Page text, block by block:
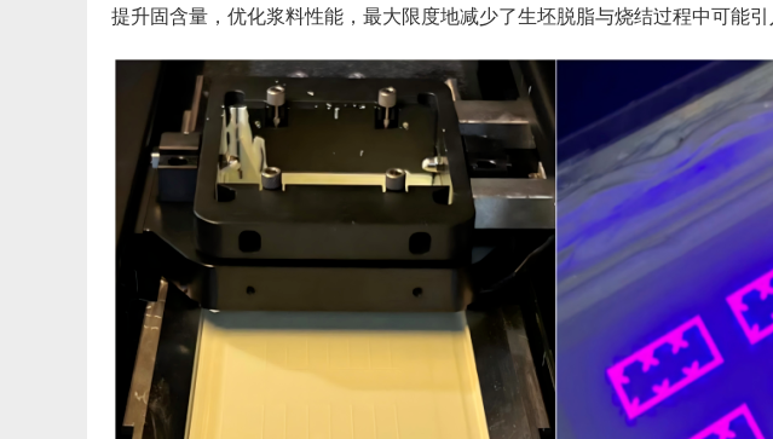
提升固含量，优化浆料性能，最大限度地减少了生坯脱脂与烧结过程中可能